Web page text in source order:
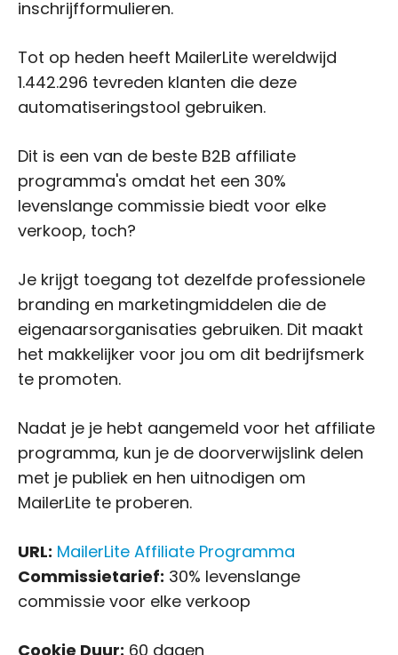
inschrijfformulieren.
Tot op heden heeft MailerLite wereldwijd
1.442.296 tevreden klanten die deze
automatiseringstool gebruiken.
Dit is een van de beste B2B affiliate
programma's omdat het een 30%
levenslange commissie biedt voor elke
verkoop, toch?
Je krijgt toegang tot dezelfde professionele
branding en marketingmiddelen die de
eigenaarsorganisaties gebruiken. Dit maakt
het makkelijker voor jou om dit bedrijfsmerk
te promoten.
Nadat je je hebt aangemeld voor het affiliate
programma, kun je de doorverwijslink delen
met je publiek en hen uitnodigen om
MailerLite te proberen.
URL: MailerLite Affiliate Programma
Commissietarief: 30% levenslange
commissie voor elke verkoop
Cookie Duur: 60 dagen